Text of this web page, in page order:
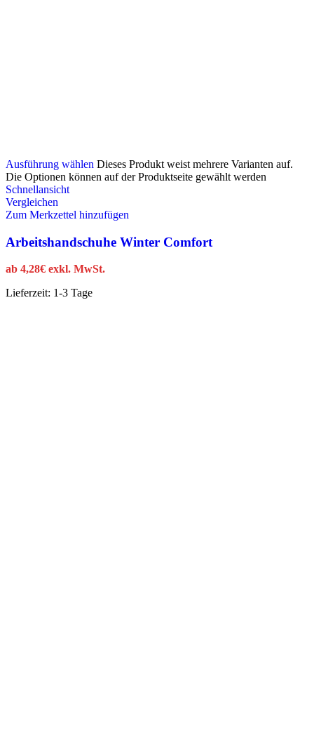
Ausführung wählen Dieses Produkt weist mehrere Varianten auf.
Die Optionen können auf der Produktseite gewählt werden
Schnellansicht
Vergleichen
Zum Merkzettel hinzufügen
Arbeitshandschuhe Winter Comfort
ab 4,28€ exkl. MwSt.
Lieferzeit: 1-3 Tage